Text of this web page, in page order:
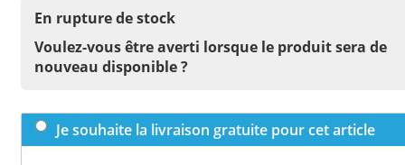
En rupture de stock
Voulez-vous être averti lorsque le produit sera de
nouveau disponible ?
Je souhaite la livraison gratuite pour cet article